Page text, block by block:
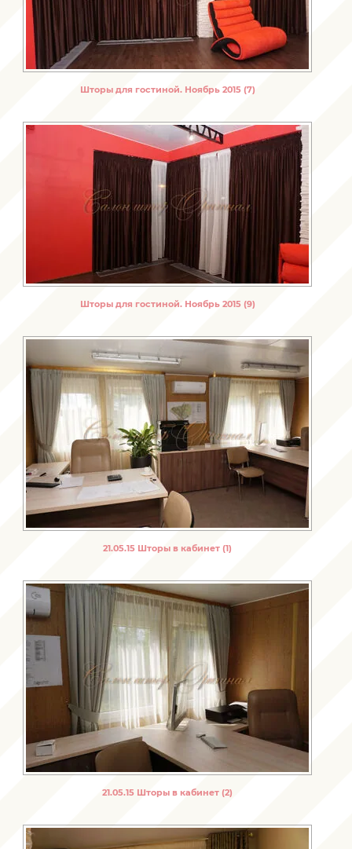
Шторы для гостиной. Ноябрь 2015 (7)
Шторы для гостиной. Ноябрь 2015 (9)
21.05.15 Шторы в кабинет (1)
21.05.15 Шторы в кабинет (2)